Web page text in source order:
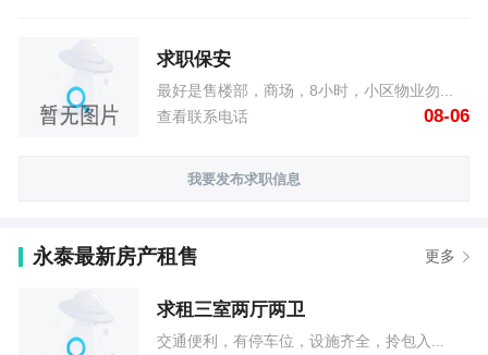
求职保安
最好是售楼部，商场，8小时，小区物业勿...
查看联系电话
08-06
我要发布求职信息
永泰最新房产租售 更多
求租三室两厅两卫
交通便利，有停车位，设施齐全，拎包入...